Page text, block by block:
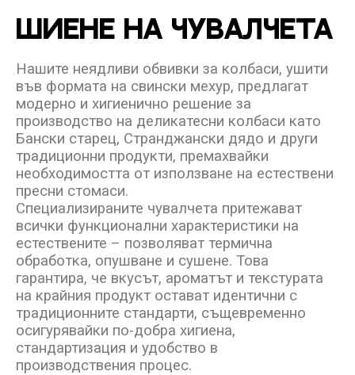
ШИЕНЕ НА ЧУВАЛЧЕТА
Нашите неядливи обвивки за колбаси, ушити
във формата на свински мехур, предлагат
модерно и хигиенично решение за
производство на деликатесни колбаси като
Бански старец, Странджански дядо и други
традиционни продукти, премахвайки
необходимостта от използване на естествени
пресни стомаси.
Специализираните чувалчета притежават
всички функционални характеристики на
естествените – позволяват термична
обработка, опушване и сушене. Това
гарантира, че вкусът, ароматът и текстурата
на крайния продукт остават идентични с
традиционните стандарти, същевременно
осигурявайки по-добра хигиена,
стандартизация и удобство в
производствения процес.